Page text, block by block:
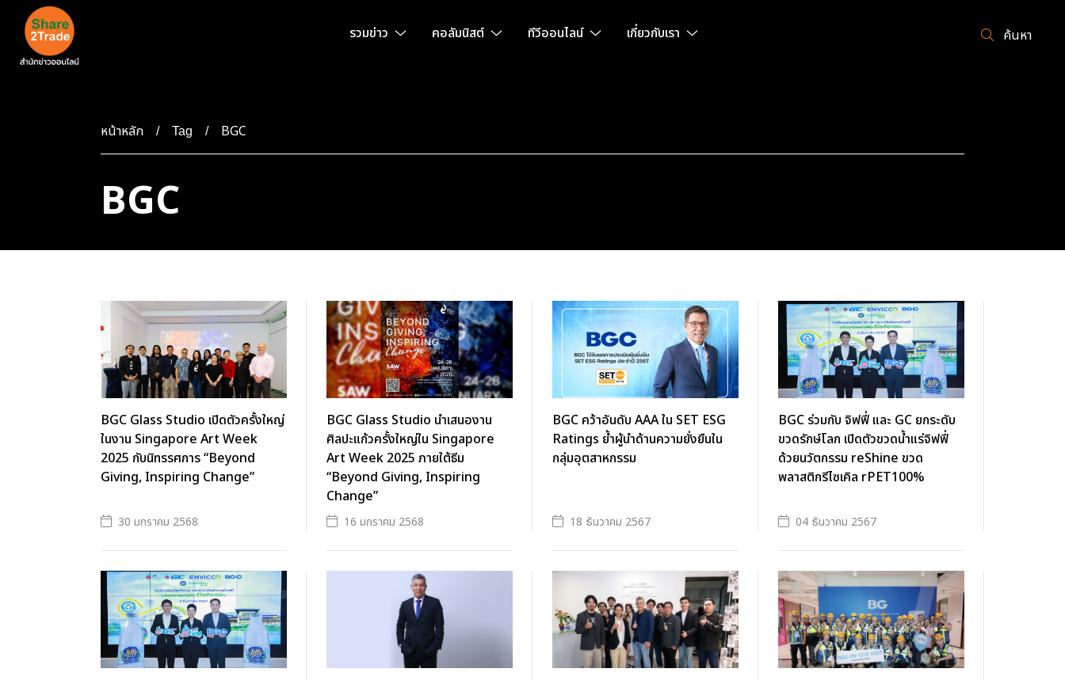
รวมข่าว คอลัมนิสต์ ทีวีออนไลน์ เกี่ยวกับเรา ค้นหา
หน้าหลัก Tag BGC
BGC
BGC Glass Studio เปิดตัวครั้งใหญ่
ในงาน Singapore Art Week
2025 กับนิทรรศการ “Beyond
Giving, Inspiring Change”
30 มกราคม 2568
BGC Glass Studio นำเสนองาน
ศิลปะแก้วครั้งใหญ่ใน Singapore
Art Week 2025 ภายใต้ธีม
“Beyond Giving, Inspiring
Change”
16 มกราคม 2568
BGC คว้าอันดับ AAA ใน SET ESG
Ratings ย้ำผู้นำด้านความยั่งยืนใน
กลุ่มอุตสาหกรรม
18 ธันวาคม 2567
BGC ร่วมกับ จิฟฟี่ และ GC ยกระดับ
ขวดรักษ์โลก เปิดตัวขวดน้ำแร่จิฟฟี่
ด้วยนวัตกรรม reShine ขวด
พลาสติกรีไซเคิล rPET100%
04 ธันวาคม 2567